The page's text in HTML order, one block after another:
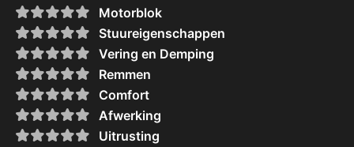
Motorblok
Stuureigenschappen
Vering en Demping
Remmen
Comfort
Afwerking
Uitrusting